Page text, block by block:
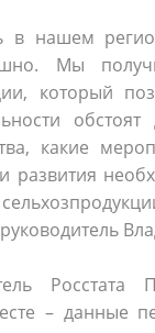
в нашем
Мы
который
какие
развития
Росстата
– данные